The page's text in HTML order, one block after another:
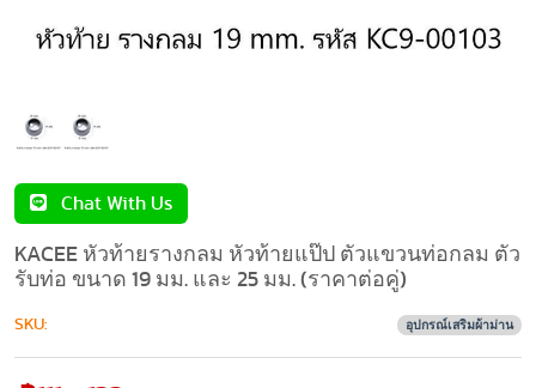
Chat With Us
KACEE หัวท้ายรางกลม หัวท้ายแป๊ป ตัวแขวนท่อกลม ตัว
รับท่อ ขนาด 19 มม. และ 25 มม. (ราคาต่อคู่)
SKU: อุปกรณ์เสริมผ้าม่าน